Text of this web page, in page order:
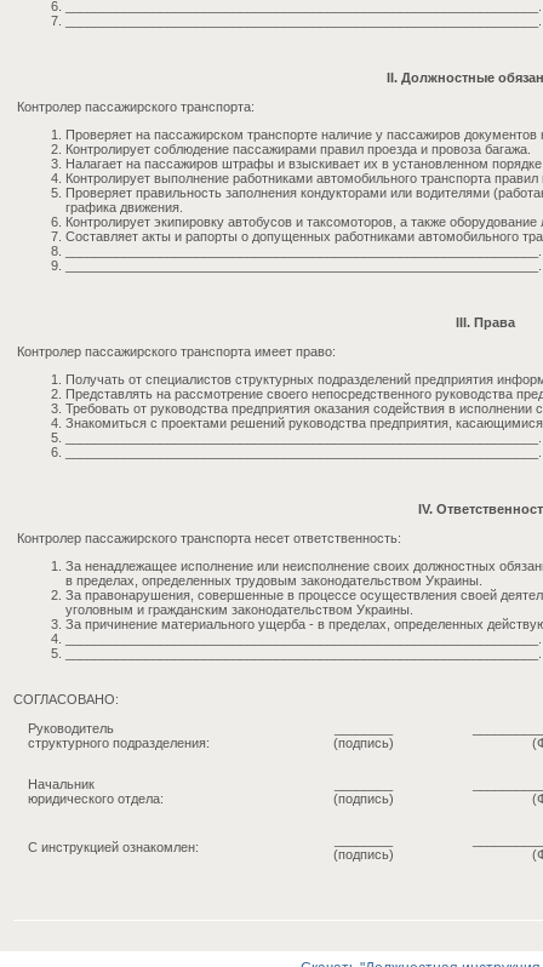
II. Должностные
Контролер пассажирского транспорта:
Проверяет на пассажирском транспорте наличие у пассажиров документов
Контролирует соблюдение пассажирами правил проезда и провоза багажа.
Налагает на пассажиров штрафы и взыскивает их в установленном
Контролирует выполнение работниками автомобильного транспорта
Проверяет правильность заполнения кондукторами или водителями
графика движения.
Контролирует экипировку автобусов и таксомоторов, а также
Составляет акты и рапорты о допущенных работниками автомобильного
III. Права
Контролер пассажирского транспорта имеет право:
Получать от специалистов структурных подразделений предприятия
Представлять на рассмотрение своего непосредственного руководства
Требовать от руководства предприятия оказания содействия в исполнении
Знакомиться с проектами решений руководства предприятия, касающимися
IV.
Контролер пассажирского транспорта несет ответственность:
За ненадлежащее исполнение или неисполнение своих должностных
в пределах, определенных трудовым законодательством Украины.
За правонарушения, совершенные в процессе осуществления своей
уголовным и гражданским законодательством Украины.
За причинение материального ущерба - в пределах, определенных
СОГЛАСОВАНО:
Руководитель
структурного подразделения:
(подпись)
Начальник
юридического отдела:
(подпись)
С инструкцией ознакомлен:
(подпись)